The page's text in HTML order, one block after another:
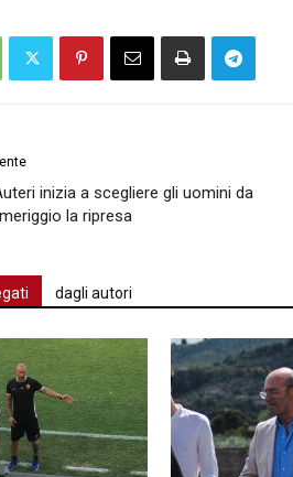
inizia a scegliere gli uomini da
la ripresa
dagli autori